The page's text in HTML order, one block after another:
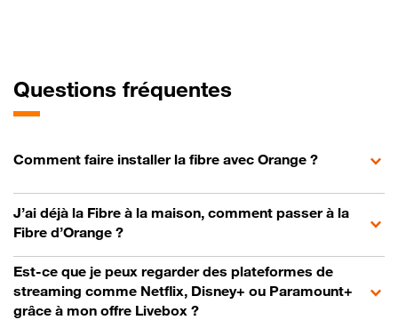
Questions fréquentes
Comment faire installer la fibre avec Orange ?
J’ai déjà la Fibre à la maison, comment passer à la
Fibre d’Orange ?
Est-ce que je peux regarder des plateformes de
streaming comme Netflix, Disney+ ou Paramount+
grâce à mon offre Livebox ?